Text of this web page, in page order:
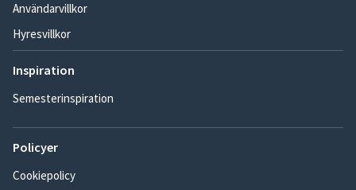
Användarvillkor
Hyresvillkor
Inspiration
Semesterinspiration
Policyer
Cookiepolicy